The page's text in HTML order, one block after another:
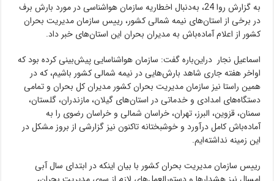
به گزارش روا 24، به‌دنبال اخطاریه سازمان هواشناسی در مورد بارش برف
در برخی از استان‌های نیمه شمالی کشور، رییس سازمان مدیریت بحران
کشور از اعلام آماده‌باش به مدیران بحران این استان‌های خبر داد.
اسماعیل نجار دراین‌باره گفت: سازمان هواشناسایی پیش‌بینی کرده بود که
اواخر هفته جاری شاهد بارش‌هایی در نیمه شمالی کشور باشیم، که در
همین راستا نیز سازمان مدیریت بحران کشور مدیران کل بحران و تمامی
دستگاه‌های امدادی و خدماتی در استان‌های گیلان، مازندران، گلستان،
سمنان، قزوین، البرز، تهران، خراسان شمالی و خراسان رضوی را به
آماده‌باش کامل درآورد و خوشبختانه تاکنون نیز گزارشی از بروز مشکل در
این زمینه نداشته‌ایم.
رییس سازمان مدیریت بحران کشور با بیان اینکه در ابتدای سال آبی